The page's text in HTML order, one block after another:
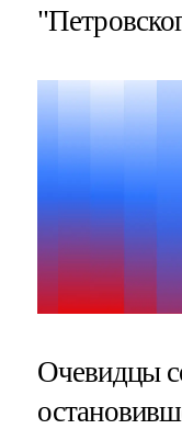
Очевидцы